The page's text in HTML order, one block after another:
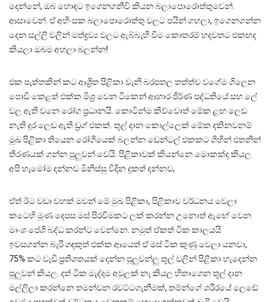
දෙන්නේ, ඔබ හොඳට ඉගෙනගනීවි කියන බලාපොරොත්තුවෙන්.
ආසාවෙන්. ඒ අහිංසක බලාපොරොත්තු වලට පයින් ගහලා, ඉගෙනගන්න
දෙන සල්ලි වලින් මත්ද්‍රව්‍ය වලට ඇබ්බැහි වීම කොතරම් හදවතට එකඟද
කියලා ඔබම අහලා බලන්න!
එක පැත්තකින් කට ආශ්‍රිත පිළිකා වැනි බරපතල තත්ත්ව වගේම ගිලෙන
පොඩි කෙළත් එක්ක මිශ්‍ර වෙන ටිකෙන් ආහාර ජීර්ණ පද්ධතියේ සහ ලේ
වල ඇති වනෙ රෝග ප්‍රධානයි. කොටින්ම කිව්වොත් මේක ළඟ ලෙඩ
නැති දුර ලෙඩ ඇති ඩ්‍රග් එකක්. තූල් දාන කොල්ලෙක් මේක දකිනවනම්
මුඛ පිළිකා තියෙන රෝගියෙක් බලන්න ඩෙන්ටල් එකකට ගිහින් එතනින්
තීරණයක් ගන්න පුලුවන් වෙයි. පිළිකාවක් කියන්නෙ මොකක්ද කියල
අපි හැමෝම දන්නව මිනිස්සු විදින දුකත් දන්නව,
ඒත් ඊට වඩා වහක් මචන් මේ මුඛ පිළිකා, පිළිකාව වර්ධනය වෙලා
කටෙහි මූණ දෙපස මස් පිරවීමකට ලක් කරන්න උනොත් ඇඟේ වෙන
මාංශ පේශී බද්ධ කරන්ට වෙන්නෙ. නමුත් ඒකත් ටික කාලයයි
ඉවසගන්න බැරි ගඳකුත් එක්ක ආයෙත් ඒ මස් ටික කුණු වෙලා යනවා,
75% කට වැඩි ප්‍රතිශතයක් දෙන්න පුලුවන්ලු තූල් වලින් පිළිකා හැදෙන්න
පුලුවන් කියල. දත් ටික මැද්දම අවුලක් නෑ කියල හිතාගෙන තූල් දාන
මල්ලිලා කරන්නෙ තමන්වන රවට්ටගැනීමක්, තම්න්ගේ ශරීරයේ ලෙඩේ